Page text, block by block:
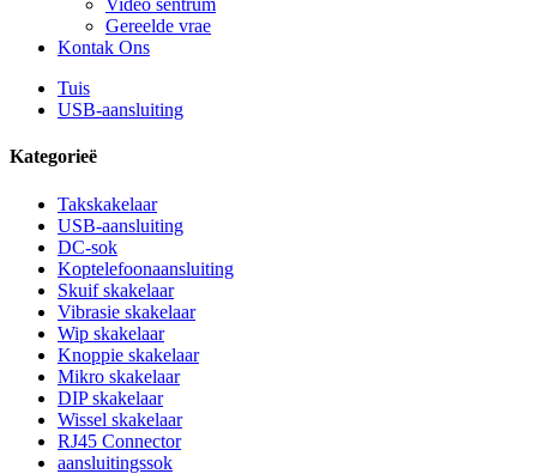
Video sentrum
Gereelde vrae
Kontak Ons
Tuis
USB-aansluiting
Kategorieë
Takskakelaar
USB-aansluiting
DC-sok
Koptelefoonaansluiting
Skuif skakelaar
Vibrasie skakelaar
Wip skakelaar
Knoppie skakelaar
Mikro skakelaar
DIP skakelaar
Wissel skakelaar
RJ45 Connector
aansluitingssok